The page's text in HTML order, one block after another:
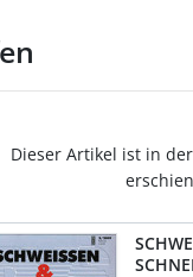
Dieser Artikel ist in